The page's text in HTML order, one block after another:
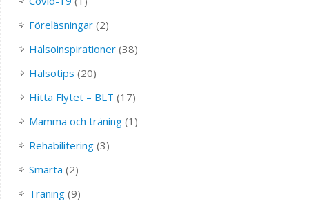
Föreläsningar(2)
Hälsoinspirationer(38)
Hälsotips (20)
Hitta Flytet – BLT (17)
Mamma och träning(1)
Rehabilitering(3)
Smärta (2)
Träning(9)